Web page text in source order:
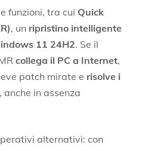
funzioni, tra cui Quick
, un ripristino intelligente
11 24H2. Se il
collega il PC a Internet,
patch mirate e risolve i
, anche in assenza
alternativi: con